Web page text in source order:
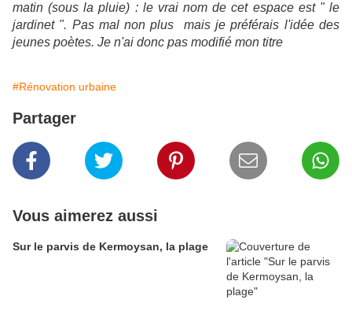
matin (sous la pluie) : le vrai nom de cet espace est " le
jardinet ". Pas mal non plus mais je préférais l'idée des
jeunes poètes. Je n'ai donc pas modifié mon titre
#Rénovation urbaine
Partager
Vous aimerez aussi
Sur le parvis de Kermoysan, la plage